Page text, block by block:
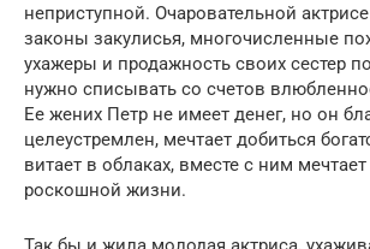
неприступной. Очаровательной
законы закулисья, многочисленные
ухажеры и продажность своих сестер
нужно списывать со счетов
Ее жених Петр не имеет денег, но он
целеустремлен, мечтает добиться
витает в облаках, вместе с ним
роскошной жизни.